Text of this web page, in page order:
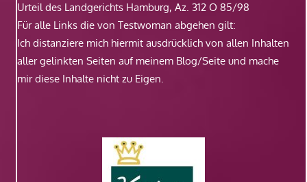
Urteil des Landgerichts Hamburg, Az. 312 O 85/98
Für alle Links die von Testwoman abgehen gilt:
Ich distanziere mich hiermit ausdrücklich von allen Inhalten
aller gelinkten Seiten auf meinem Blog/Seite und mache
mir diese Inhalte nicht zu Eigen.